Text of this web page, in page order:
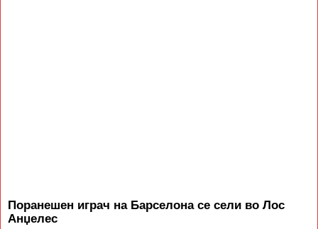
Поранешен играч на Барселона се сели во Лос
Анџелес